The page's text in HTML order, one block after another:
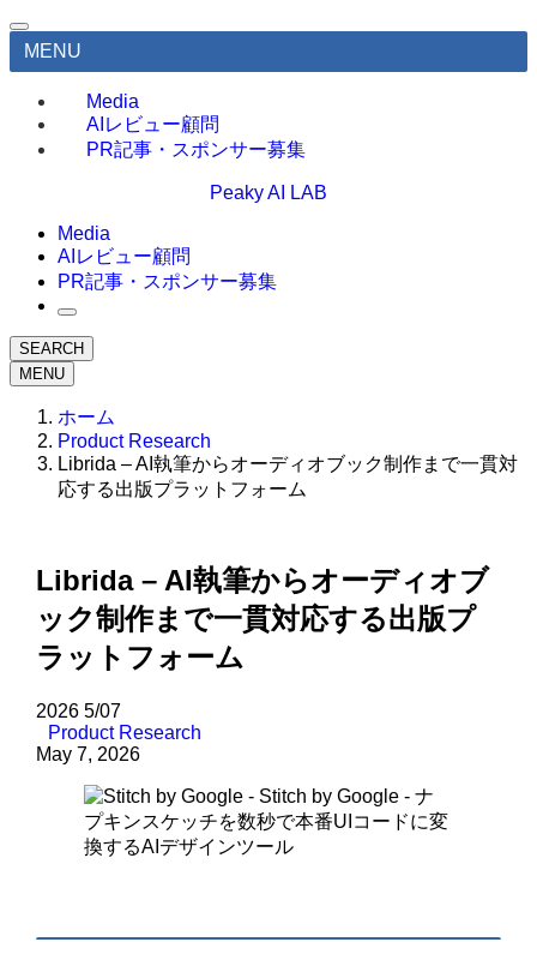
MENU
Media
AIレビュー顧問
PR記事・スポンサー募集
Peaky AI LAB
Media
AIレビュー顧問
PR記事・スポンサー募集
SEARCH
MENU
ホーム
Product Research
Librida – AI執筆からオーディオブック制作まで一貫対
応する出版プラットフォーム
Librida – AI執筆からオーディオブ
ック制作まで一貫対応する出版プ
ラットフォーム
2026 5/07
Product Research
May 7, 2026